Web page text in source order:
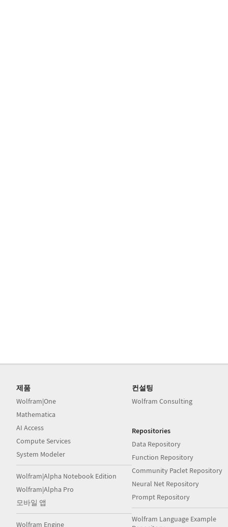
제품
Wolfram|One
Mathematica
AI Access
Compute Services
System Modeler
Wolfram|Alpha Notebook Edition
Wolfram|Alpha Pro
모바일 앱
Wolfram Engine
컨설팅
Wolfram Consulting
Repositories
Data Repository
Function Repository
Community Paclet Repository
Neural Net Repository
Prompt Repository
Wolfram Language Example